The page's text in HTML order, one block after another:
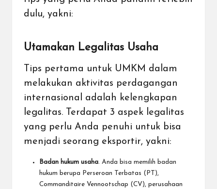
dulu, yakni:
Utamakan Legalitas Usaha
Tips pertama untuk UMKM dalam
melakukan aktivitas perdagangan
internasional adalah kelengkapan
legalitas. Terdapat 3 aspek legalitas
yang perlu Anda penuhi untuk bisa
menjadi seorang eksportir, yakni:
Badan hukum usaha. Anda bisa memilih badan
hukum berupa
Perseroan Terbatas (PT),
Commanditaire Vennootschap (CV), perusahaan